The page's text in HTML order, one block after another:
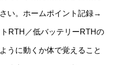
い。ホームポイント記録→
RTH／低バッテリーRTHの
うに動くか体で覚えること